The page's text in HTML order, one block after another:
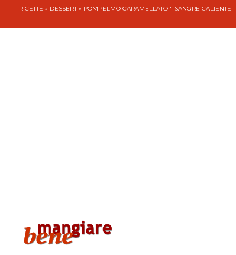
RICETTE » DESSERT» POMPELMO CARAMELLATO " SANGRE CALIENTE "